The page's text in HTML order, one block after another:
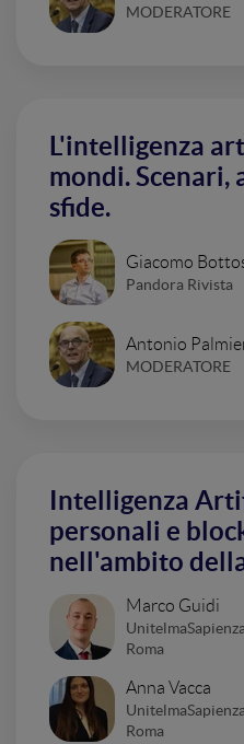
MODERATORE
L'intelligenza
mondi. Scenari,
sfide.
Giacomo
Pandora Rivista
Antonio
MODERATORE
Intelligenza
personali e
nell'ambito
Marco Guidi
Roma
Anna Vacca
Roma